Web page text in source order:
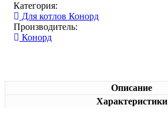
Категория:
Для котлов Конорд
Производитель:
Конорд
Описание
Характеристики